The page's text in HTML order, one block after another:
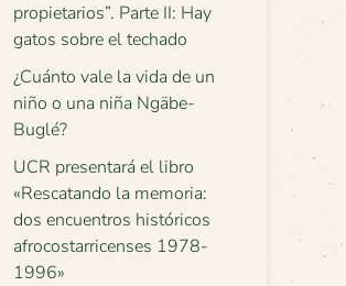
propietarios”. Parte II: Hay
gatos sobre el techado
¿Cuánto vale la vida de un
niño o una niña Ngäbe-
Buglé?
UCR presentará el libro
«Rescatando la memoria:
dos encuentros históricos
afrocostarricenses 1978-
1996»